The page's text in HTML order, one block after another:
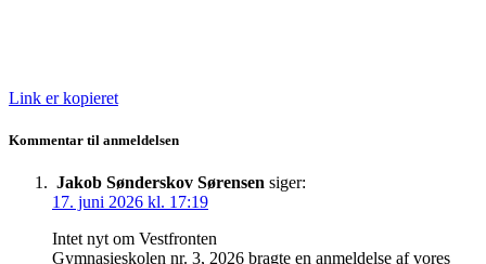
Link er kopieret
Kommentar til anmeldelsen
Jakob Sønderskov Sørensen siger:
17. juni 2026 kl. 17:19
Intet nyt om Vestfronten
Gymnasieskolen nr. 3, 2026 bragte en anmeldelse af vores